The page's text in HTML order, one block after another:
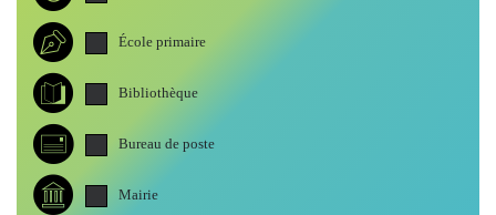
École primaire
Bibliothèque
Bureau de poste
Mairie